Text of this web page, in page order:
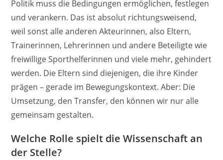
Politik muss die Bedingungen ermöglichen, festlegen
und verankern. Das ist absolut richtungsweisend,
weil sonst alle anderen Akteurinnen, also Eltern,
Trainerinnen, Lehrerinnen und andere Beteiligte wie
freiwillige Sporthelferinnen und viele mehr, gehindert
werden. Die Eltern sind diejenigen, die ihre Kinder
prägen – gerade im Bewegungskontext. Aber: Die
Umsetzung, den Transfer, den können wir nur alle
gemeinsam gestalten.
Welche Rolle spielt die Wissenschaft an
der Stelle?